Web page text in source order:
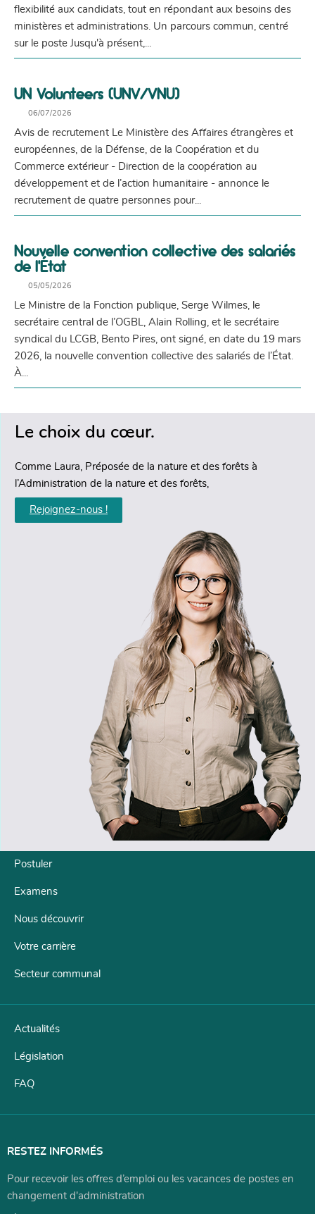
flexibilité aux candidats, tout en répondant aux besoins des
ministères et administrations. Un parcours commun, centré
sur le poste Jusqu'à présent,...
UN Volunteers (UNV/VNU)
06/07/2026
Avis de recrutement Le Ministère des Affaires étrangères et
européennes, de la Défense, de la Coopération et du
Commerce extérieur - Direction de la coopération au
développement et de l’action humanitaire - annonce le
recrutement de quatre personnes pour...
Nouvelle convention collective des salariés
de l’État
05/05/2026
Le Ministre de la Fonction publique, Serge Wilmes, le
secrétaire central de l’OGBL, Alain Rolling, et le secrétaire
syndical du LCGB, Bento Pires, ont signé, en date du 19 mars
2026, la nouvelle convention collective des salariés de l’État.
À...
Le choix du cœur.
Comme Laura, Préposée de la nature et des forêts à
l’Administration de la nature et des forêts,
Rejoignez-nous !
Menu
de
navigation
Postuler
Examens
Nous découvrir
Votre carrière
Secteur communal
Actualités
Législation
FAQ
RESTEZ INFORMÉS
Pour recevoir les offres d’emploi ou les vacances de postes en
changement d'administration